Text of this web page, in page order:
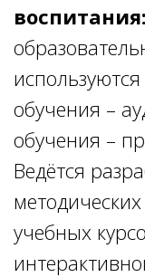
воспитания:
обучения –
обучения –
Ведётся
учебных